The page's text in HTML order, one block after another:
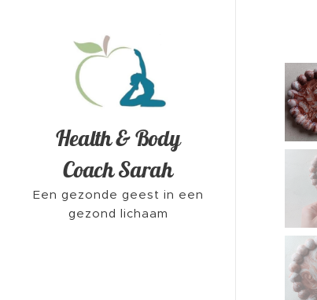
Health & Body
Coach Sarah
Een gezonde geest in een
gezond lichaam